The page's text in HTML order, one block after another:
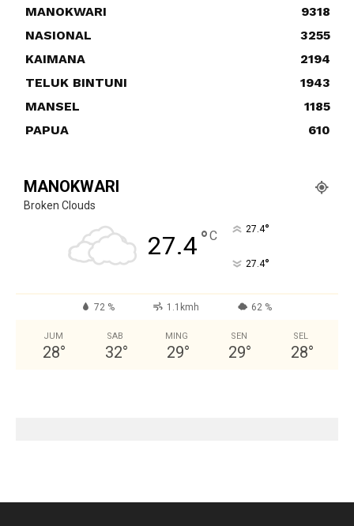
MANOKWARI
9318
NASIONAL
3255
KAIMANA
2194
TELUK BINTUNI
1943
MANSEL
1185
PAPUA
610
MANOKWARI
Broken Clouds
27.4°C 27.4°
27.4°
72 % 1.1kmh 62 %
JUM
28°
SAB
32°
MING
29°
SEN
29°
SEL
28°